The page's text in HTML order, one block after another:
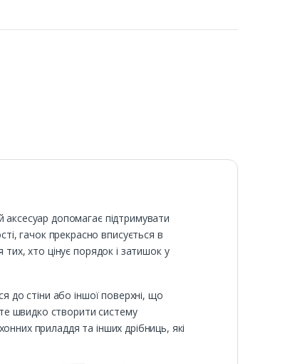
аксесуар допомагає підтримувати
гачок прекрасно вписується в
хто цінує порядок і затишок у
до стіни або іншої поверхні, що
швидко створити систему
приладдя та інших дрібниць, які